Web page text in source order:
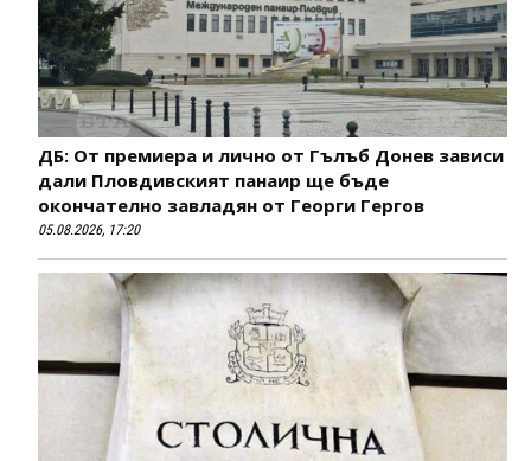
ДБ: От премиера и лично от Гълъб Донев зависи
дали Пловдивският панаир ще бъде
окончателно завладян от Георги Гергов
05.08.2026, 17:20